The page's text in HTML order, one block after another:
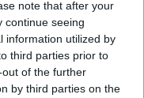
note that after your
continue seeing
information utilized by
third parties prior to
of the further
by third parties on the